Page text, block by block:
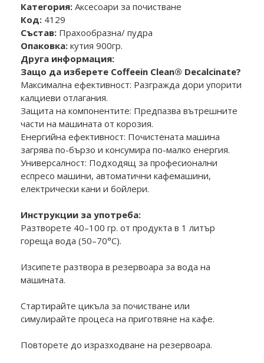
Категория: Аксесоари за почистване
Код: 4129
Състав: Прахообразна/ пудра
Опаковка: кутия 900гр.
Друга информация:
Защо да изберете Coffeein Clean® Decalcinate?
Максимална ефективност: Разгражда дори упорити
калциеви отлагания.
Защита на компонентите: Предпазва вътрешните
части на машината от корозия.
Енергийна ефективност: Почистената машина
загрява по-бързо и консумира по-малко енергия.
Универсалност: Подходящ за професионални
еспресо машини, автоматични кафемашини,
електрически кани и бойлери.
Инструкции за употреба:
Разтворете 40–100 гр. от продукта в 1 литър
гореща вода (50–70°C).
Изсипете разтвора в резервоара за вода на
машината.
Стартирайте цикъла за почистване или
симулирайте процеса на приготвяне на кафе.
Повторете до изразходване на резервоара.